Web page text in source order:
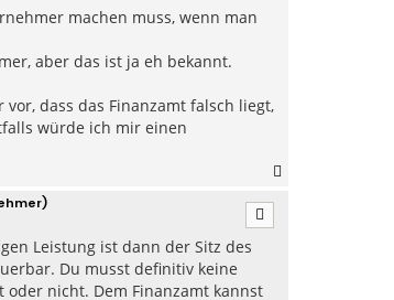
machen muss, wenn man
aber das ist ja eh bekannt.
dass das Finanzamt falsch liegt,
würde ich mir einen
Leistung ist dann der Sitz des
Du musst definitiv keine
nicht. Dem Finanzamt kannst